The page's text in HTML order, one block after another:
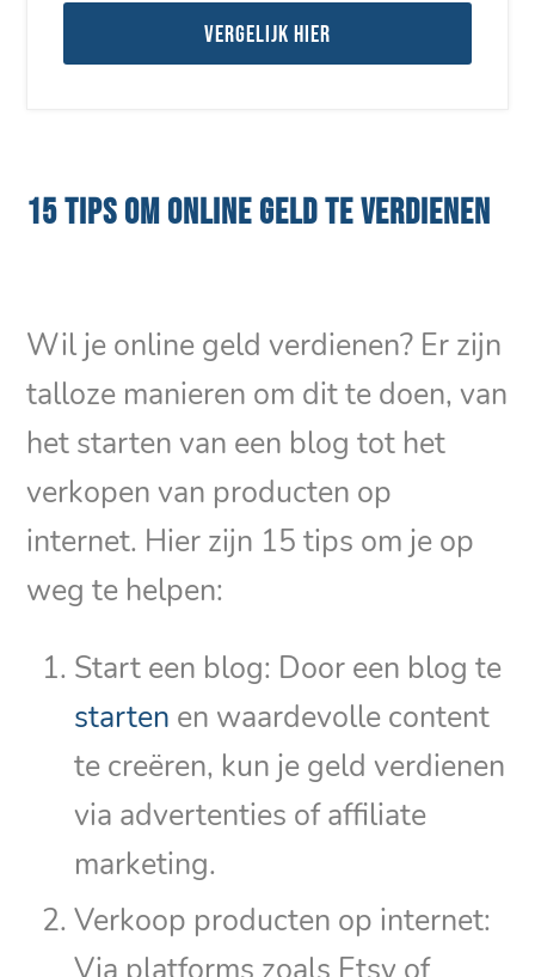
Vergelijk hier
15 TIPS OM ONLINE GELD TE VERDIENEN
Wil je online geld verdienen? Er zijn
talloze manieren om dit te doen, van
het starten van een blog tot het
verkopen van producten op
internet. Hier zijn 15 tips om je op
weg te helpen:
Start een blog: Door een blog te
starten en waardevolle content
te creëren, kun je geld verdienen
via advertenties of affiliate
marketing.
Verkoop producten op internet: